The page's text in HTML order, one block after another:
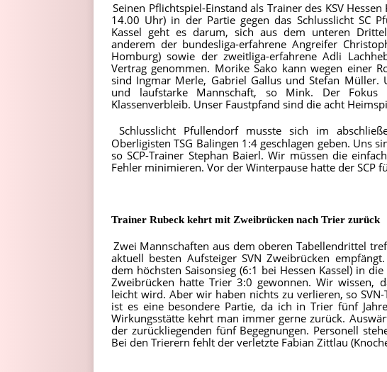
Seinen Pflichtspiel-Einstand als Trainer des KSV
14.00 Uhr) in der Partie gegen das Schlusslicht SC
Kassel geht es darum, sich aus dem unteren
anderem der bundesliga-erfahrene Angreifer
Homburg) sowie der zweitliga-erfahrene Adli
Vertrag genommen. Morike Sako kann wegen einer
sind Ingmar Merle, Gabriel Gallus und Stefan Müller.
und laufstarke Mannschaft, so Mink. Der
Klassenverbleib. Unser Faustpfand sind die acht
Schlusslicht Pfullendorf musste sich im
Oberligisten TSG Balingen 1:4 geschlagen geben. Uns
so SCP-Trainer Stephan Baierl. Wir müssen die
Fehler minimieren. Vor der Winterpause hatte der SCP
Trainer Rubeck kehrt mit Zweibrücken nach Trier zurück
Zwei Mannschaften aus dem oberen Tabellendrittel
aktuell besten Aufsteiger SVN Zweibrücken
dem höchsten Saisonsieg (6:1 bei Hessen Kassel) in
Zweibrücken hatte Trier 3:0 gewonnen. Wir wissen,
leicht wird. Aber wir haben nichts zu verlieren, so
ist es eine besondere Partie, da ich in Trier fünf
Wirkungsstätte kehrt man immer gerne zurück.
der zurückliegenden fünf Begegnungen. Personell
Bei den Trierern fehlt der verletzte Fabian Zittlau